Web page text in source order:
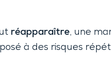
réapparaître, une
à des risques